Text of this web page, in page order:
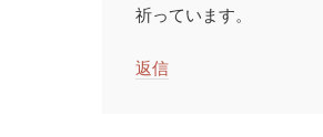
祈っています。
返信